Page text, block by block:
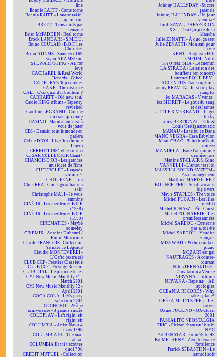
line
Bonnie RAITT - Come to me
Bonnie RAITT - Love sneakin'
up on you
BRETT - Trois nuits par
semaine
Brian McFADDEN - Real to me
Brock LANDARS - S.M.D.U.
Bruno COULAIS - B.O.F. Les
Choristes
Bryan ADAMS - Summer of 69
Bryan ADAMS/Rod
STEWART/STING - All for
love
CACHAREL & Real World
Records - Gifted
CADBURY's Top cookies
CAKE - The distance
CALI - C'est quand le bonheur ?
CARHARTT - Old new soul
Carole KING tribute - Tapestry
revisited
Caroline LEGRAND - Comme
un train qui roule
CASINO - Maintenant c'est à
vous de jouer
CBS - Demain tout le monde en
parlera
Céline DION - Live (for the one
I love)
CERRUTI 1881 et le cinéma
CESAR COLLECTOR Canal+
CHAMOIS D'OR - Les grandes
musiques de films
CHEVROLET - Legends
volume 2
CHOUBENE - Lila
Chris REA - God's great banana
skin
Christophe MALI - Je vous
emmène
CINÉ 16 - Les meilleures B.O.F.
(1998)
CINÉ 16 - Les meilleures B.O.F.
(1999)
CINEMATICS - Maybe
someday
CINEMIX - Antoine Duhamel /
Ennio Morricone
Claude FRANÇOIS - Collection
Artistes de Légende
Claudio MONTEVERDI -
L'Orfeo (extraits)
CLUB CCF - Prestige Classique
CLUB CCF - Prestige Rossini
CLUB DIAL - Le plein de tubes
CMJ New Music Monthly 91 -
March 2001
CMJ New Music Monthly 92 -
April 2001
COCA-COLA - Let's party
selection 2004
COCHONOU 25ème
anniversaire - 3 grands succès
COLDPLAY - Left right left
right left
COLUMBIA - Artist News 4
mars 1998
COLUMBIA 96 - The road
ahead
COLUMBIA Et toi t'écoutes
quoi ? 96
CRÉDIT MUTUEL - Collection
Johnny HALLYDAY - Succès
garantis
Johnny HALLYDAY - Un jour
viendra ²
Jordi SAVALL/HESPERION
XXI - Don Quijote de la
Mancha
Julie ZENATTI - À quoi ça sert
Julie ZENATTI - Mon ami pour
la vie
KENT - Hagnesta Hill
KMFDM - Nihil
KYO feat. SITA - Le chemin
LA STRADA - La saison des
bouffons (en concert)
Laurence EQUILBEY -
ACCENTUS/Transcriptions
Lenny KRAVITZ - In-store play
sampler
les MARACAS - Vivants !
les SHERIFF - Le goût du sang
et des larmes
LITTLE RIVER BAND - If I get
lucky
Louis BERTIGNAC - Elle &
Louis/Bertignacoustic
MANAU - La tribu de Dana
MANO NEGRA - Casa Babylon
Manu CHAO - Si berie m'était
contéee
MANUELA - Faire l'amour une
dernière fois
Martine ST-CLAIR & Gino
VANNELLI - L'amour est loi
MASSILIA SOUND SYSTEM -
Pas d'arrangement
Matthieu MARTOURET
BOUNCE TRIO - Small streams
big rivers
Mavis STAPLES - The voice
Michel FUGAIN - Les lilas
(inédit)
Michel JONASZ - Pôle Ouest
Michel POLNAREFF - Les
premières années
Michel SARDOU - Être et ne
pas avoir été
Michel SARDOU - Maudits
Français
MISS WHITE & the drunken
piano
MOZART est gai
NAUFRAGÉS - À contre-
courant
Nilda FERNANDEZ -
L'invitation à Venise
NIRVANA - Lithium
NIRVANA - Rape me + All
apologies
OCEANIA RECORDS - Why
take a plane?
OPÉRA MULTI STEEL - Les
martyrs
Oxmo PUCCINO - OX-clusif
2001
PASCALITO NEOSTALGIA
TRIO - Citizen chanteur live in
NYC
Pat BENATAR - From 79 to 93
Pat METHENY - Zero tolerance
for silence
Patrick SÉBASTIEN - Le
samedi soir